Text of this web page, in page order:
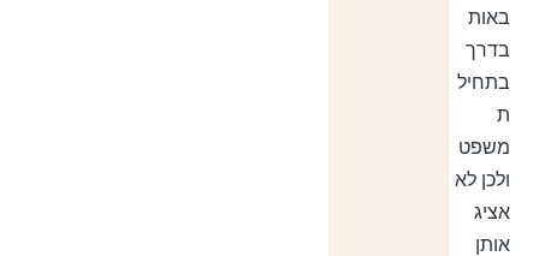
באות
בדרך
בתחיל
ת
משפט
ולכן לא
אציג
אותן